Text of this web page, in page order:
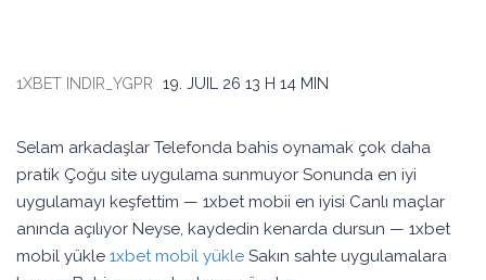
1XBET INDIR_YGPR 19. JUIL 26 13 H 14 MIN
Selam arkadaşlar Telefonda bahis oynamak çok daha
pratik Çoğu site uygulama sunmuyor Sonunda en iyi
uygulamayı keşfettim — 1xbet mobii en iyisi Canlı maçlar
anında açılıyor Neyse, kaydedin kenarda dursun — 1xbet
mobil yükle 1xbet mobil yükle Sakın sahte uygulamalara